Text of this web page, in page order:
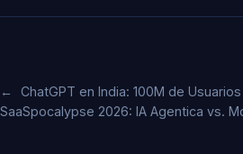
←
ChatGPT en India: 100M de
SaaSpocalypse 2026: IA Agentica vs.